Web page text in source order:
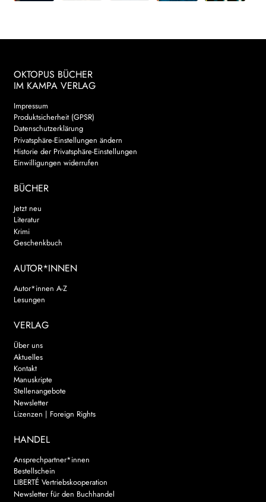
OKTOPUS BÜCHER
IM KAMPA VERLAG
Impressum
Produktsicherheit (GPSR)
Datenschutzerklärung
Privatsphäre-Einstellungen ändern
Historie der Privatsphäre-Einstellungen
Einwilligungen widerrufen
BÜCHER
Jetzt neu
Literatur
Krimi
Geschenkbuch
AUTOR*INNEN
Autor*innen A-Z
Lesungen
VERLAG
Über uns
Aktuelles
Kontakt
Manuskripte
Stellenangebote
Newsletter
Lizenzen | Foreign Rights
HANDEL
Ansprechpartner*innen
Bestellschein
LIBERTÉ Vertriebskooperation
Newsletter für den Buchhandel